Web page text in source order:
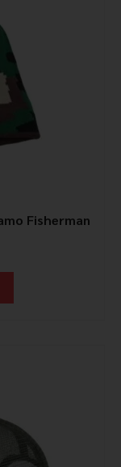
Fisherman